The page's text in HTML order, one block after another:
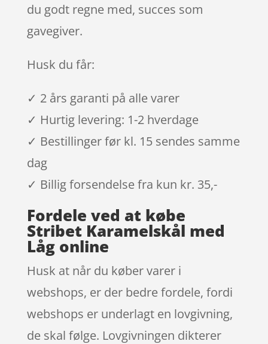
du godt regne med, succes som
gavegiver.
Husk du får:
✓ 2 års garanti på alle varer
✓ Hurtig levering: 1-2 hverdage
✓ Bestillinger før kl. 15 sendes samme
dag
✓ Billig forsendelse fra kun kr. 35,-
Fordele ved at købe
Stribet Karamelskål med
Låg online
Husk at når du køber varer i
webshops, er der bedre fordele, fordi
webshops er underlagt en lovgivning,
de skal følge. Lovgivningen dikterer